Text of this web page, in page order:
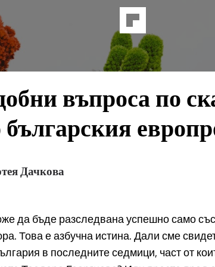
въпроса по
българския
Дачкова
да бъде разследвана успешно само
Това е азбучна истина. Дали сме
в последните седмици, част от